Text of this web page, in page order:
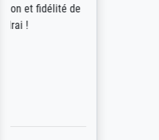
scrollen is echter
stoppen begint het
Als er naar een
gevraagd wordt krijg
werken van andere
maakt (bvb zoek Ros